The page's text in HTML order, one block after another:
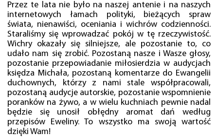
Przez te lata nie było na naszej antenie i na naszych
internetowych łamach polityki, bieżących spraw
świata, nienawiści, oceniania i wichrów codzienności.
Staraliśmy się wprowadzać pokój w tę rzeczywistość.
Wichry okazały się silniejsze, ale pozostanie to, co
udało nam się zrobić. Pozostaną nasze i Wasze głosy,
pozostanie przepowiadanie miłosierdzia w audycjach
księdza Michała, pozostaną komentarze do Ewangelii
duchownych, którzy z nami stale współpracowali,
pozostaną audycje autorskie, pozostanie wspomnienie
poranków na żywo, a w wielu kuchniach pewnie nadal
będzie się unosił obłędny aromat dań według
przepisów Eweliny. To wszystko ma swoją wartość
dzięki Wam!